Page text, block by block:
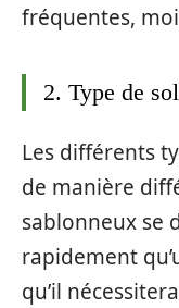
fréquentes,
2. Type de sol
Les différents
de manière
sablonneux se
rapidement
qu’il